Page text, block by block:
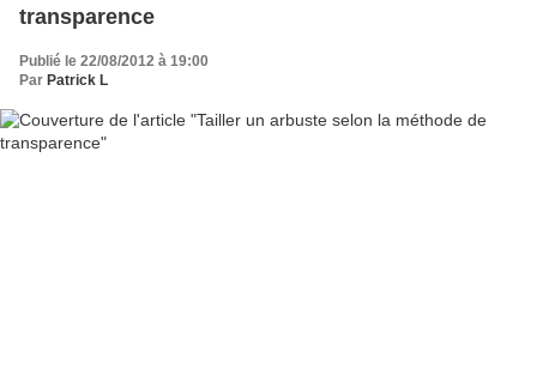
transparence
Publié le 22/08/2012 à 19:00
Par Patrick L